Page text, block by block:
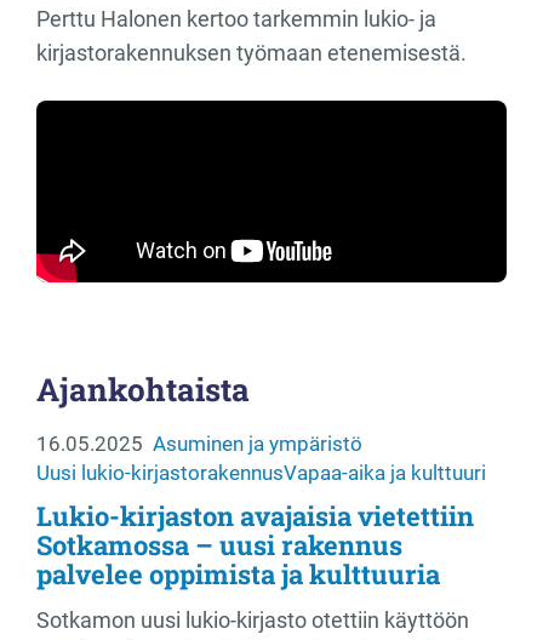
Perttu Halonen kertoo tarkemmin lukio- ja
kirjastorakennuksen työmaan etenemisestä.
Ajankohtaista
16.05.2025 Asuminen ja ympäristö
Uusi lukio-kirjastorakennusVapaa-aika ja kulttuuri
Lukio-kirjaston avajaisia vietettiin
Sotkamossa – uusi rakennus
palvelee oppimista ja kulttuuria
Sotkamon uusi lukio-kirjasto otettiin käyttöön